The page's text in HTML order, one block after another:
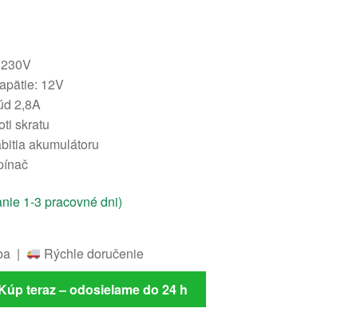
12V
2,8A
skratu
akumulátoru
1-3 pracovné dni)
|
Rýchle doručenie
teraz – odosielame do 24 h